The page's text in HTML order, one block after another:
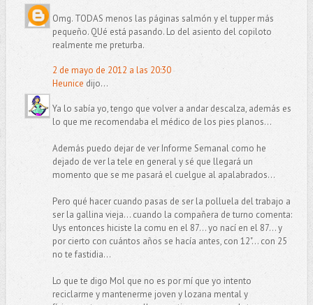
Omg. TODAS menos las páginas salmón y el tupper más
pequeño. QUé está pasando. Lo del asiento del copiloto
realmente me preturba.
2 de mayo de 2012 a las 20:30
Heunice dijo...
Ya lo sabía yo, tengo que volver a andar descalza, además es
lo que me recomendaba el médico de los pies planos...
Además puedo dejar de ver Informe Semanal como he
dejado de ver la tele en general y sé que llegará un
momento que se me pasará el cuelgue al apalabrados...
Pero qué hacer cuando pasas de ser la polluela del trabajo a
ser la gallina vieja... cuando la compañera de turno comenta:
Uys entonces hiciste la comu en el 87... yo nací en el 87... y
por cierto con cuántos años se hacía antes, con 12"... con 25
no te fastidia...
Lo que te digo Mol que no es por mí que yo intento
reciclarme y mantenerme joven y lozana mental y